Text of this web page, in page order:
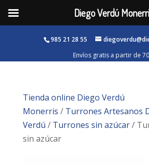
985 21 28 55
Tienda online Diego Verdú
Monerris / Turrones Artesanos
Verdú / Turrones sin azúcar/
sin azúcar
Diego Verdú